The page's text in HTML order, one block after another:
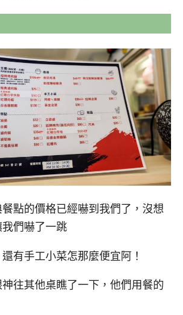
點的價格已經嚇到我們了，沒想
們嚇了一跳
有手工小菜怎那麼便宜阿！
往其他桌瞧了一下，他們用餐的